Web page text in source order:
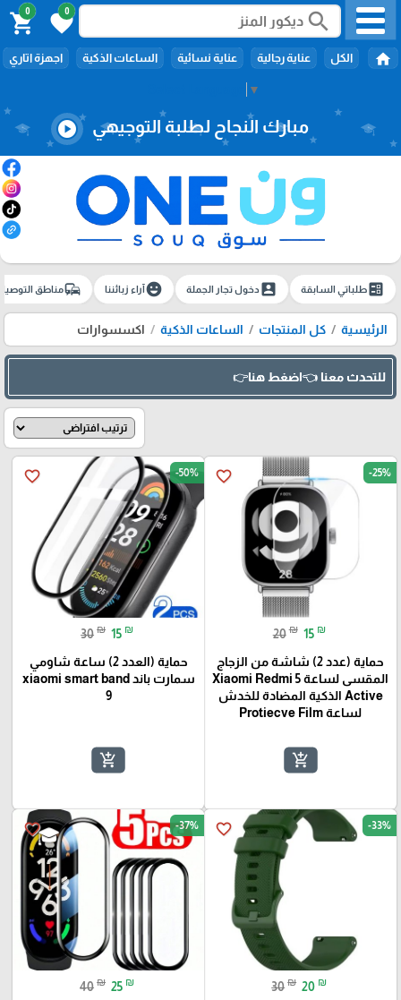
▼
search
0
favorite
0
shopping_cart
home الكل عناية رجالية عناية نسائية الساعات الذكية اجهزة اتاري
مبارك النجاح لطلبة التوجيهي play_circle
🎓
ballotطلباتي السابقة account_boxدخول تجار الجملة emoji_emotionsآراء زبائننا commuteمناطق
الرئيسية كل المنتجات الساعات الذكية اكسسوارات
للتحدث معنا 👈اضغط هنا👉
favorite_border -25%
20 ₪ 15 ₪
حماية (عدد 2) شاشة من الزجاج
المقسى لساعة Xiaomi Redmi 5
Active الذكية المضادة للخدش
لساعة Protiecve Film
add_shopping_cart
favorite_border -50%
30 ₪ 15 ₪
حماية (العدد 2) ساعة شاومي
سمارت باند xiaomi smart band
9
add_shopping_cart
favorite_border -33%
30 ₪ 20 ₪
favorite_border -37%
40 ₪ 25 ₪